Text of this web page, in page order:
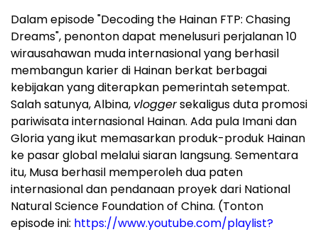
Dalam episode "Decoding the Hainan FTP: Chasing
Dreams", penonton dapat menelusuri perjalanan 10
wirausahawan muda internasional yang berhasil
membangun karier di Hainan berkat berbagai
kebijakan yang diterapkan pemerintah setempat.
Salah satunya, Albina, vloggersekaligus duta promosi
pariwisata internasional Hainan. Ada pula Imani dan
Gloria yang ikut memasarkan produk-produk Hainan
ke pasar global melalui siaran langsung. Sementara
itu, Musa berhasil memperoleh dua paten
internasional dan pendanaan proyek dari National
Natural Science Foundation of China. (Tonton
episode ini: https://www.youtube.com/playlist?